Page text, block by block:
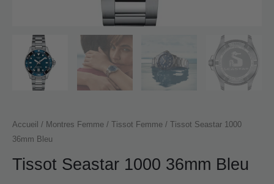
Accueil / Montres Femme / Tissot Femme / Tissot Seastar 1000
36mm Bleu
Tissot Seastar 1000 36mm Bleu